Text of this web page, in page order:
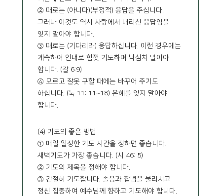
② 때로는 (아니다)(부정적) 응답을 주십니다.
그러나 이것도 역시 사랑에서 내리신 응답임을
잊지 말아야 합니다.
③ 때로는 (기다리라) 응답하십니다. 이런 경우에는
계속하여 인내로 힘껏 기도하며 낙심치 말아야
합니다. (갈 6:9)
④ 모르고 잘못 구할 때에는 바꾸어 주기도
하십니다. (눅 11: 11~18) 은혜를 잊지 말아야
합니다.
(4) 기도의 좋은 방법
① 매일 일정한 기도 시간을 정하면 좋습니다.
새벽기도가 가장 좋습니다. (시 46: 5)
② 기도의 제목을 정해야 합니다.
③ 간절히 기도합니다. 졸음과 잡념을 물리치고
정신 집중하여 예수님께 향하고 기도해야 합니다.